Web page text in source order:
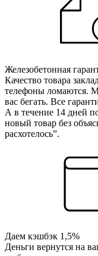
Железобетонная
Качество товара
телефоны ломаются.
вас бегать. Все
А в течение 14 дней
новый товар без
расхотелось”.
Даем кэшбэк 1,5%
Деньги вернутся на